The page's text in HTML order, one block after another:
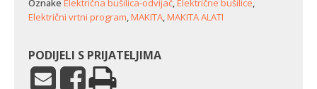
Oznake Električna bušilica-odvijač,Električne bušilice,
Električni vrtni program,MAKITA,MAKITA ALATI
PODIJELI S PRIJATELJIMA